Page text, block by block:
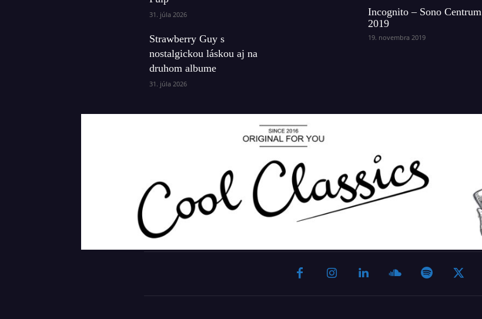
31. júla 2026
Strawberry Guy s
nostalgickou láskou aj na
druhom albume
31. júla 2026
Incognito – Sono Centrum
2019
19. novembra 2019